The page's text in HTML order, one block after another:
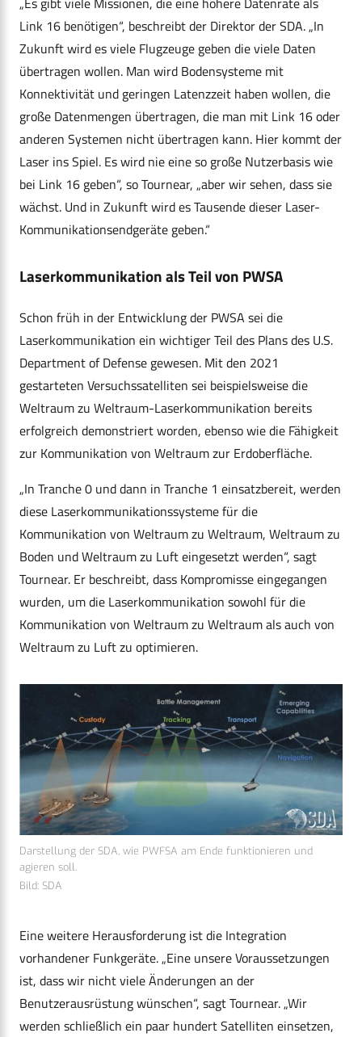
Link 16 benötigen“, beschreibt der Direktor der SDA. „In
Zukunft wird es viele Flugzeuge geben die viele Daten
übertragen wollen. Man wird Bodensysteme mit
Konnektivität und geringen Latenzzeit haben wollen, die
große Datenmengen übertragen, die man mit Link 16 oder
anderen Systemen nicht übertragen kann. Hier kommt der
Laser ins Spiel. Es wird nie eine so große Nutzerbasis wie
bei Link 16 geben“, so Tournear, „aber wir sehen, dass sie
wächst. Und in Zukunft wird es Tausende dieser Laser-
Kommunikationsendgeräte geben.“
Laserkommunikation als Teil von PWSA
Schon früh in der Entwicklung der PWSA sei die
Laserkommunikation ein wichtiger Teil des Plans des U.S.
Department of Defense gewesen. Mit den 2021
gestarteten Versuchssatelliten sei beispielsweise die
Weltraum zu Weltraum-Laserkommunikation bereits
erfolgreich demonstriert worden, ebenso wie die Fähigkeit
zur Kommunikation von Weltraum zur Erdoberfläche.
„In Tranche 0 und dann in Tranche 1 einsatzbereit, werden
diese Laserkommunikationssysteme für die
Kommunikation von Weltraum zu Weltraum, Weltraum zu
Boden und Weltraum zu Luft eingesetzt werden“, sagt
Tournear. Er beschreibt, dass Kompromisse eingegangen
wurden, um die Laserkommunikation sowohl für die
Kommunikation von Weltraum zu Weltraum als auch von
Weltraum zu Luft zu optimieren.
Darstellung der SDA, wie PWFSA am Ende funktionieren und
agieren soll.
Bild: SDA
Eine weitere Herausforderung ist die Integration
vorhandener Funkgeräte. „Eine unsere Voraussetzungen
ist, dass wir nicht viele Änderungen an der
Benutzerausrüstung wünschen“, sagt Tournear. „Wir
werden schließlich ein paar hundert Satelliten einsetzen,